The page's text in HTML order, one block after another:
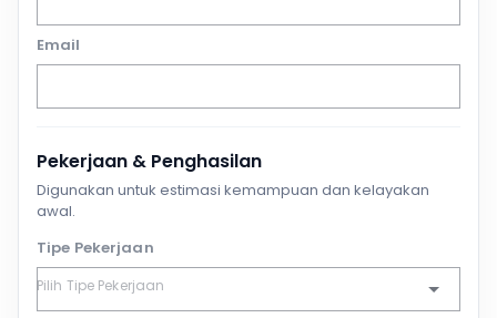
Email
Pekerjaan & Penghasilan
Digunakan untuk estimasi kemampuan dan kelayakan
awal.
Tipe Pekerjaan